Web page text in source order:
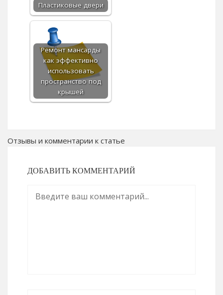
Пластиковые двери
Ремонт мансарды
как эффективно
использовать
пространство под
крышей
Отзывы и комментарии к статье
ДОБАВИТЬ КОММЕНТАРИЙ